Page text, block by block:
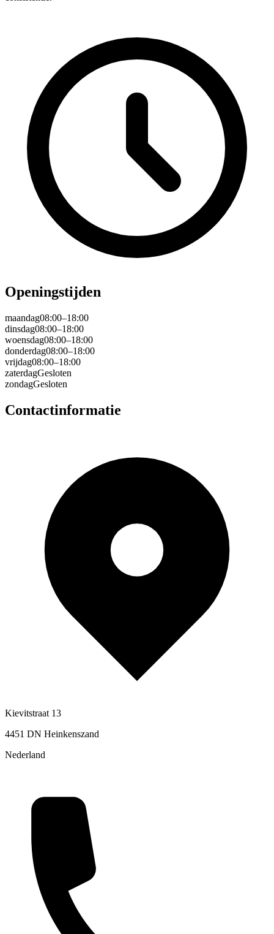
Openingstijden
maandag08:00–18:00
dinsdag08:00–18:00
woensdag08:00–18:00
donderdag08:00–18:00
vrijdag08:00–18:00
zaterdagGesloten
zondagGesloten
Contactinformatie
Kievitstraat 13
4451 DN Heinkenszand
Nederland